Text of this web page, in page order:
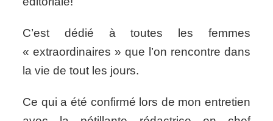
C’est dédié à toutes les femmes
« extraordinaires » que l’on rencontre dans
la vie de tout les jours.
Ce qui a été confirmé lors de mon entretien